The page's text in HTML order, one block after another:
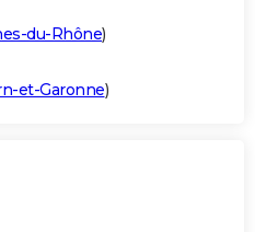
du-Rhône)
et-Garonne)